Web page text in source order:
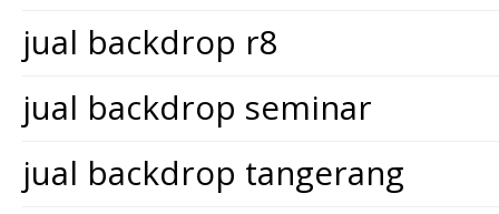
jual backdrop r8
jual backdrop seminar
jual backdrop tangerang